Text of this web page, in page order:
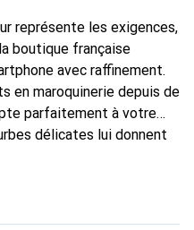
représente les exigences,
boutique française
avec raffinement.
en maroquinerie depuis de
parfaitement à votre
délicates lui donnent
smartphone.
est un choix sûr pour une